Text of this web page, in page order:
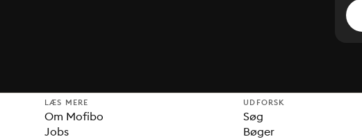
LÆS MERE
Om Mofibo
Jobs
UDFORSK
Søg
Bøger